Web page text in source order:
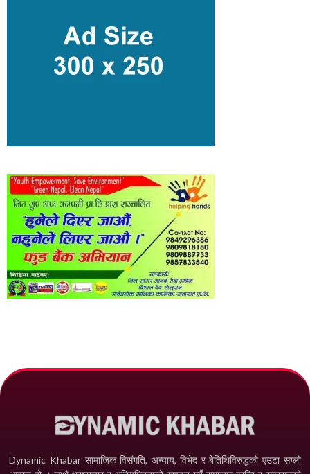
Dynamic Khabar सामाजिक विसंगति, अन्याय, विभेद­ र बेतिथिविरुद्धको एउटा सग्लो